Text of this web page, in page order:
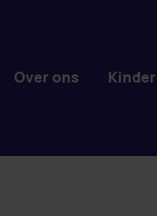
Over ons